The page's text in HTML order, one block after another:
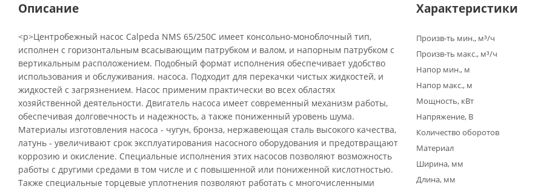
Описание
<p>Центробежный насос Calpeda NMS 65/250C имеет консольно-моноблочный тип,
исполнен с горизонтальным всасывающим патрубком и валом, и напорным патрубком с
вертикальным расположением. Подобный формат исполнения обеспечивает удобство
использования и обслуживания. насоса. Подходит для перекачки чистых жидкостей, и
жидкостей с загрязнением. Насос применим практически во всех областях
хозяйственной деятельности. Двигатель насоса имеет современный механизм работы,
обеспечивая долговечность и надежность, а также пониженный уровень шума.
Материалы изготовления насоса - чугун, бронза, нержавеющая сталь высокого качества,
латунь - увеличивают срок эксплуатирования насосного оборудования и предотвращают
коррозию и окисление. Специальные исполнения этих насосов позволяют возможность
работы с другими средами в том числе и с повышенной или пониженной кислотностью.
Также специальные торцевые уплотнения позволяют работать с многочисленными
Характеристики
Произв-ть мин., м³/ч
Произв-ть макс., м³/ч
Напор мин., м
Напор макс., м
Мощность, кВт
Напряжение, В
Количество оборотов
Материал
Ширина, мм
Длина, мм